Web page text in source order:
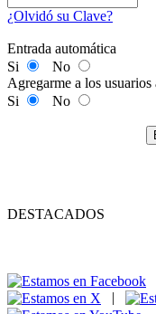
¿Olvidó su Clave?
Entrada automática
Si
No
Agregarme a los usuarios
Si
No
DESTACADOS
|